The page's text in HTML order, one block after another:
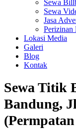
Sewa
Sewa
Jasa
Perizinan
Lokasi Media
Galeri
Blog
Kontak
Sewa Titik
Bandung,